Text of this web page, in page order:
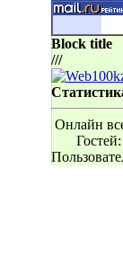
Block title
///
Онлайн
Гостей: